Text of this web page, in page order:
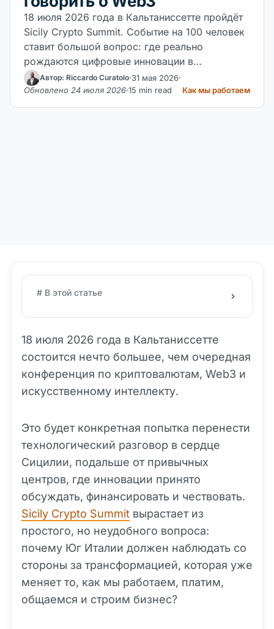
18 июля 2026 года в Кальтаниссетте пройдёт
Sicily Crypto Summit. Событие на 100 человек
ставит большой вопрос: где реально
рождаются цифровые инновации в…
Автор: Riccardo Curatolo 31 мая 2026
Обновлено 24 июля 2026 15 min read Как мы работаем
# В этой статье
18 июля 2026 года в Кальтаниссетте
состоится нечто большее, чем очередная
конференция по криптовалютам, Web3 и
искусственному интеллекту.
Это будет конкретная попытка перенести
технологический разговор в сердце
Сицилии, подальше от привычных
центров, где инновации принято
обсуждать, финансировать и чествовать.
Sicily Crypto Summit вырастает из
простого, но неудобного вопроса:
почему Юг Италии должен наблюдать со
стороны за трансформацией, которая уже
меняет то, как мы работаем, платим,
общаемся и строим бизнес?